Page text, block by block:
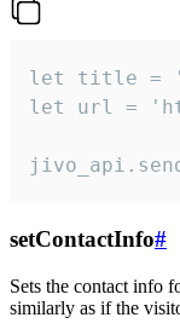
let title =
let url =
setContactInfo#
Sets the contact info
similarly as if the